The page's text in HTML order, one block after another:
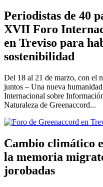
Periodistas de 40
XVII Foro
en Treviso para
sostenibilidad
Del 18 al 21 de marzo, con el
juntos – Una nueva
Internacional sobre
Naturaleza de Greenaccord...
Cambio climático
la memoria
jorobadas